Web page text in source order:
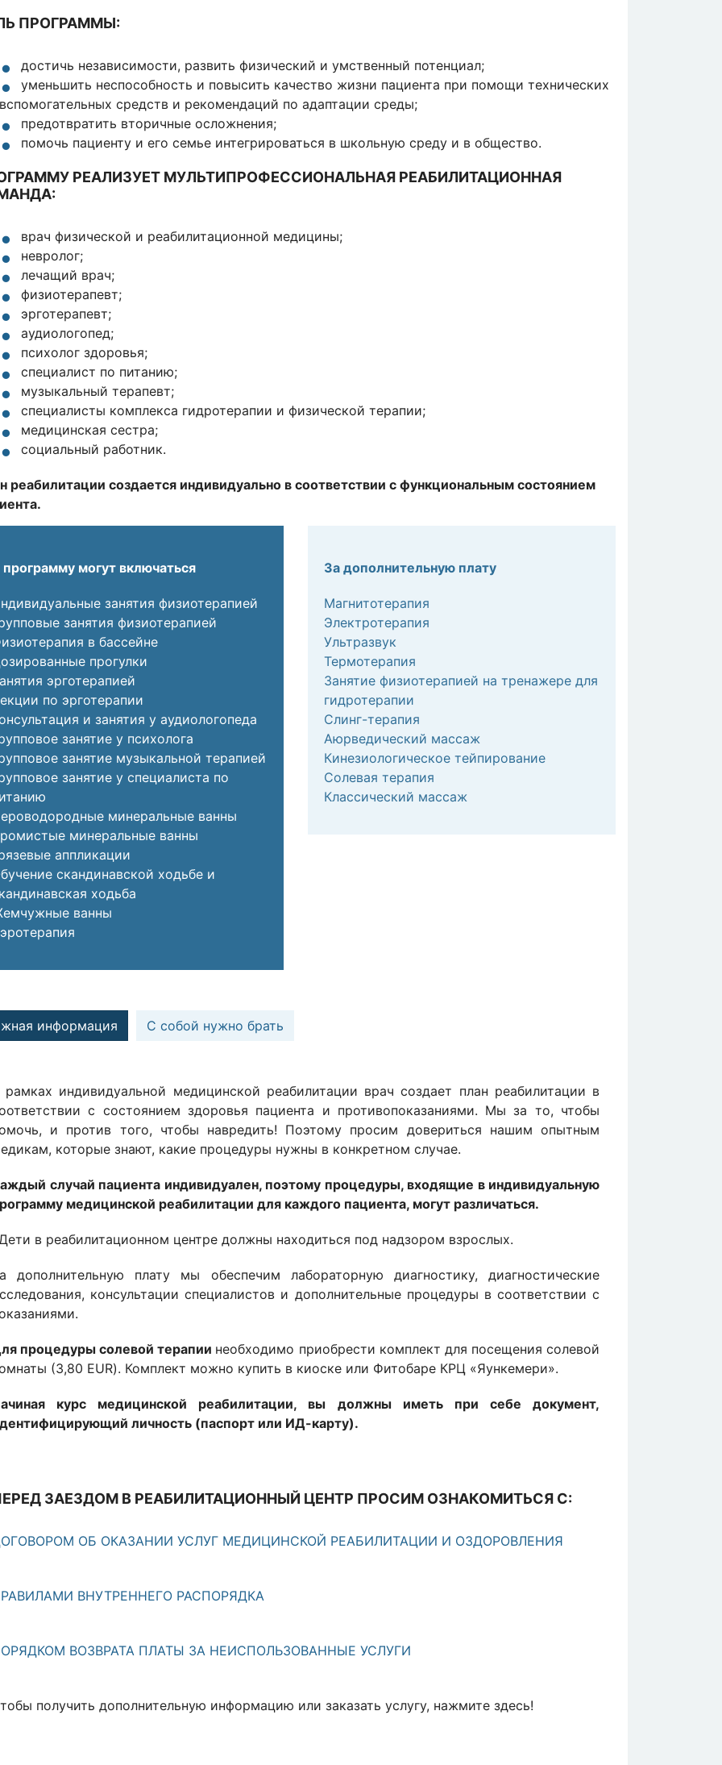
ПРОГРАММЫ:
достичь независимости, развить физический и умственный потенциал;
уменьшить неспособность и повысить качество жизни пациента при помощи технических
вспомогательных средств и рекомендаций по адаптации среды;
предотвратить вторичные осложнения;
помочь пациенту и его семье интегрироваться в школьную среду и в общество.
РЕАЛИЗУЕТ МУЛЬТИПРОФЕССИОНАЛЬНАЯ РЕАБИЛИТАЦИОННАЯ
врач физической и реабилитационной медицины;
невролог;
лечащий врач;
физиотерапевт;
эрготерапевт;
аудиологопед;
психолог здоровья;
специалист по питанию;
музыкальный терапевт;
специалисты комплекса гидротерапии и физической терапии;
медицинская сестра;
социальный работник.
реабилитации создается индивидуально в соответствии с функциональным состоянием
программу могут включаться
занятия физиотерапией
занятия физиотерапией
в бассейне
прогулки
эрготерапией
по эрготерапии
и занятия у аудиологопеда
занятие у психолога
занятие музыкальной терапией
занятие у специалиста по
минеральные ванны
минеральные ванны
аппликации
скандинавской ходьбе и
ходьба
ванны
За дополнительную плату
Магнитотерапия
Электротерапия
Ультразвук
Термотерапия
Занятие физиотерапией на тренажере для
гидротерапии
Слинг-терапия
Аюрведический массаж
Кинезиологическое тейпирование
Солевая терапия
Классический массаж
информация С собой нужно брать
рамках индивидуальной медицинской реабилитации врач создает план реабилитации в
с состоянием здоровья пациента и противопоказаниями. Мы за то, чтобы
и против того, чтобы навредить! Поэтому просим довериться нашим опытным
которые знают, какие процедуры нужны в конкретном случае.
случай пациента индивидуален, поэтому процедуры, входящие в индивидуальную
медицинской реабилитации для каждого пациента, могут различаться.
в реабилитационном центре должны находиться под надзором взрослых.
дополнительную плату мы обеспечим лабораторную диагностику, диагностические
консультации специалистов и дополнительные процедуры в соответствии с
процедуры солевой терапии необходимо приобрести комплект для посещения солевой
(3,80 EUR). Комплект можно купить в киоске или Фитобаре КРЦ «Яункемери».
курс медицинской реабилитации, вы должны иметь при себе документ,
личность (паспорт или ИД-карту).
ЗАЕЗДОМ В РЕАБИЛИТАЦИОННЫЙ ЦЕНТР ПРОСИМ ОЗНАКОМИТЬСЯ С:
ОБ ОКАЗАНИИ УСЛУГ МЕДИЦИНСКОЙ РЕАБИЛИТАЦИИ И ОЗДОРОВЛЕНИЯ
ВНУТРЕННЕГО РАСПОРЯДКА
ВОЗВРАТА ПЛАТЫ ЗА НЕИСПОЛЬЗОВАННЫЕ УСЛУГИ
получить дополнительную информацию или заказать услугу, нажмите здесь!